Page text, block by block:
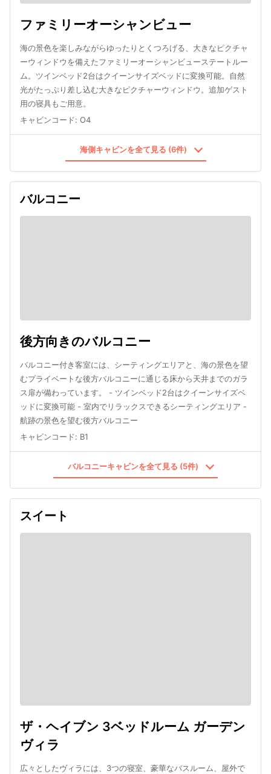
ファミリーオーシャンビュー
海の景色を楽しみながらゆったりとくつろげる、大きなピクチャ
ーウィンドウを備えたファミリーオーシャンビューステートルー
ム。ツインベッド2台はクイーンサイズベッドに変換可能。自然
光がたっぷり差し込む大きなピクチャーウィンドウ。追加ゲスト
用の寝具もご用意。
キャビンコード: O4
海側キャビンを全て見る (6件)
バルコニー
後方向きのバルコニー
バルコニー付き客室には、シーティングエリアと、海の景色を望
むプライベートな後方バルコニーに通じる床から天井までのガラ
ス扉が備わっています。 - ツインベッド2台はクイーンサイズベ
ッドに変換可能 - 室内でリラックスできるシーティングエリア -
航跡の景色を望む後方バルコニー
キャビンコード: B1
バルコニーキャビンを全て見る (5件)
スイート
ザ・ヘイブン 3ベッドルーム ガーデン
ヴィラ
広々としたヴィラには、3つの寝室、豪華なバスルーム、屋外で